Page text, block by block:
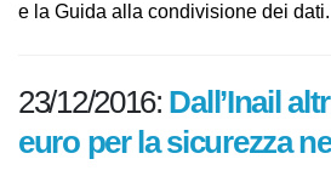
e la Guida alla condivisione dei dati.
23/12/2016: Dall’Inail
euro per la sicurezza